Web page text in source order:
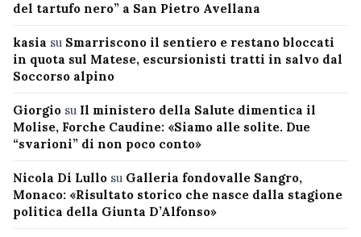
del tartufo nero” a San Pietro Avellana
kasia su Smarriscono il sentiero e restano bloccati
in quota sul Matese, escursionisti tratti in salvo dal
Soccorso alpino
Giorgio su Il ministero della Salute dimentica il
Molise, Forche Caudine: «Siamo alle solite. Due
“svarioni” di non poco conto»
Nicola Di Lullo su Galleria fondovalle Sangro,
Monaco: «Risultato storico che nasce dalla stagione
politica della Giunta D’Alfonso»